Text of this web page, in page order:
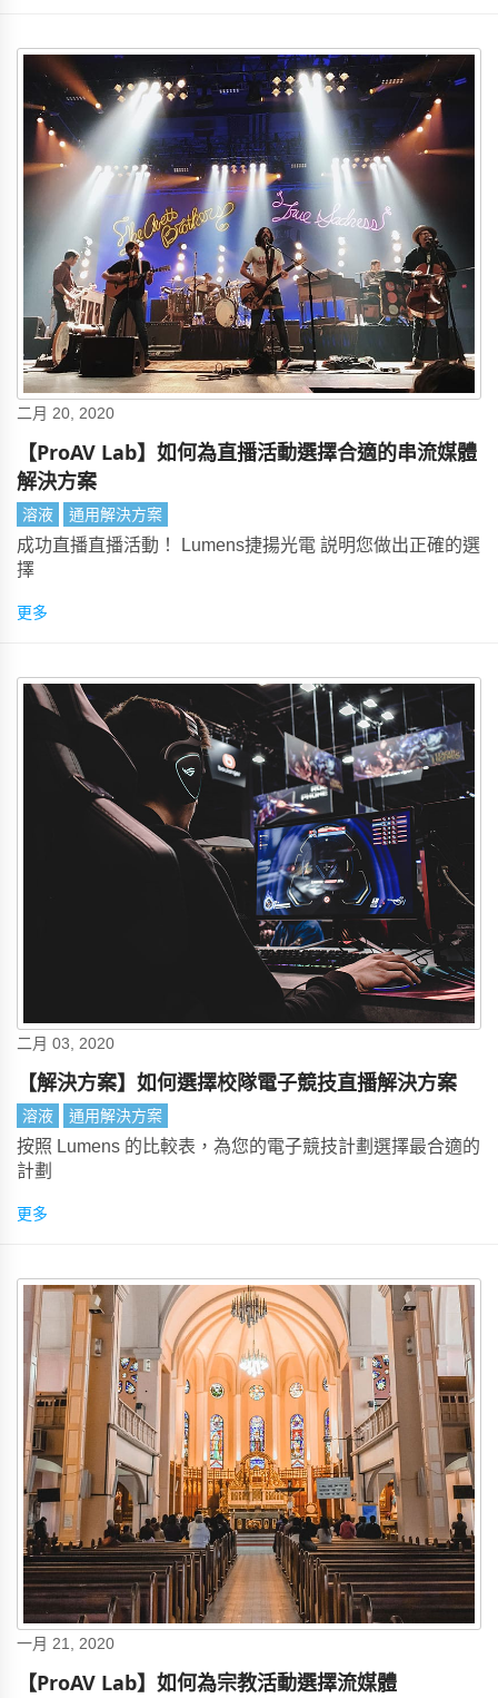
二月 20, 2020
【ProAV Lab】如何為直播活動選擇合適的串流媒體
解決方案
溶液 通用解決方案
成功直播直播活動！ Lumens捷揚光電 説明您做出正確的選
擇
更多
二月 03, 2020
【解決方案】如何選擇校隊電子競技直播解決方案
溶液 通用解決方案
按照 Lumens 的比較表，為您的電子競技計劃選擇最合適的
計劃
更多
一月 21, 2020
【ProAV Lab】如何為宗教活動選擇流媒體